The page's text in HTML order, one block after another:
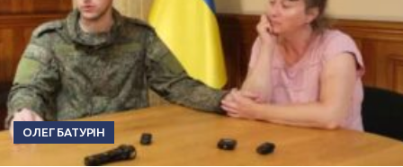
ОЛЕГ БАТУРІН